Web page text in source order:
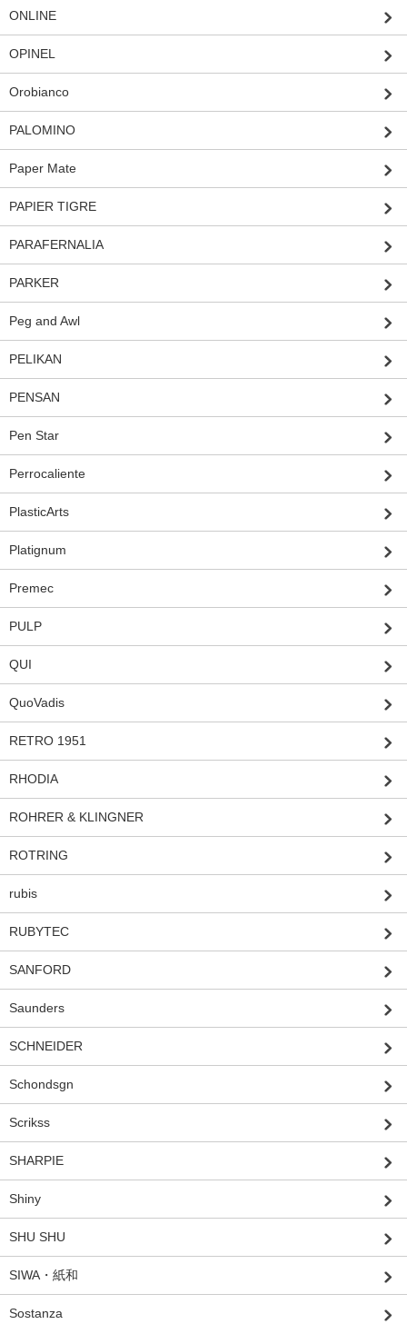
ONLINE
OPINEL
Orobianco
PALOMINO
Paper Mate
PAPIER TIGRE
PARAFERNALIA
PARKER
Peg and Awl
PELIKAN
PENSAN
Pen Star
Perrocaliente
PlasticArts
Platignum
Premec
PULP
QUI
QuoVadis
RETRO 1951
RHODIA
ROHRER & KLINGNER
ROTRING
rubis
RUBYTEC
SANFORD
Saunders
SCHNEIDER
Schondsgn
Scrikss
SHARPIE
Shiny
SHU SHU
SIWA・紙和
Sostanza